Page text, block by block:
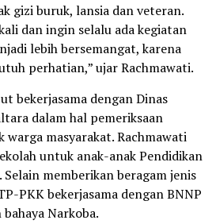
gizi buruk, lansia dan veteran.
dan ingin selalu ada kegiatan
lebih bersemangat, karena
perhatian,” ujar Rachmawati.
bekerjasama dengan Dinas
dalam hal pemeriksaan
masyarakat. Rachmawati
untuk anak-anak Pendidikan
Selain memberikan beragam jenis
PKK bekerjasama dengan BNNP
Narkoba.